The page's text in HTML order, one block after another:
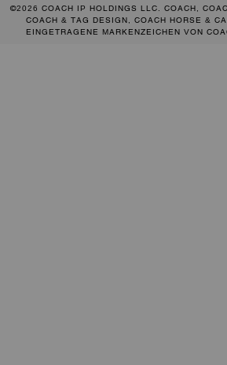
©2026 COACH IP HOLDINGS LLC. COACH,
COACH & TAG DESIGN, COACH HORSE &
EINGETRAGENE MARKENZEICHEN VON